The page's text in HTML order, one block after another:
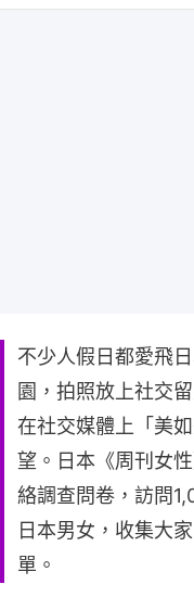
不少人假日都愛飛
園，拍照放上社交
在社交媒體上「美
望。日本《周刊女
絡調查問卷，訪問
日本男女，收集大
單。